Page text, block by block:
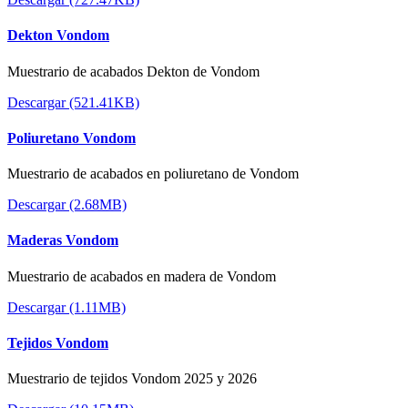
Dekton Vondom
Muestrario de acabados Dekton de Vondom
Descargar (521.41KB)
Poliuretano Vondom
Muestrario de acabados en poliuretano de Vondom
Descargar (2.68MB)
Maderas Vondom
Muestrario de acabados en madera de Vondom
Descargar (1.11MB)
Tejidos Vondom
Muestrario de tejidos Vondom 2025 y 2026